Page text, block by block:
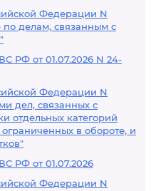
Федерации N
по делам, связанным с
РФ от 01.07.2026 N 24-
Федерации N
дел, связанных с
отдельных категорий
в обороте, и
РФ от 01.07.2026
Федерации N